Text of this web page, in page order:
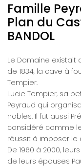
Famille
Plan du
BANDOL
Le Domaine existait
de 1834, la cave à
Tempier.
Lucie Tempier, sa
Peyraud qui
nobles. Il fut aussi
considéré comme
réussit à imposer le
De 1960 à 2000,
de leurs épouses